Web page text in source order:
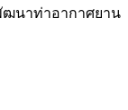
ฒนาท่าอากาศยาน